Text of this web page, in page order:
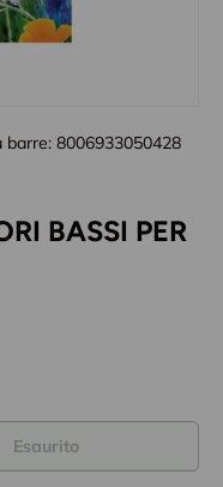
barre: 8006933050428
BASSI PER
Esaurito